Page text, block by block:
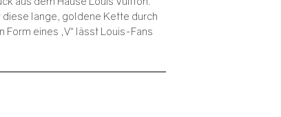
lange, goldene Kette durch
Form eines „V“ lässt Louis-Fans